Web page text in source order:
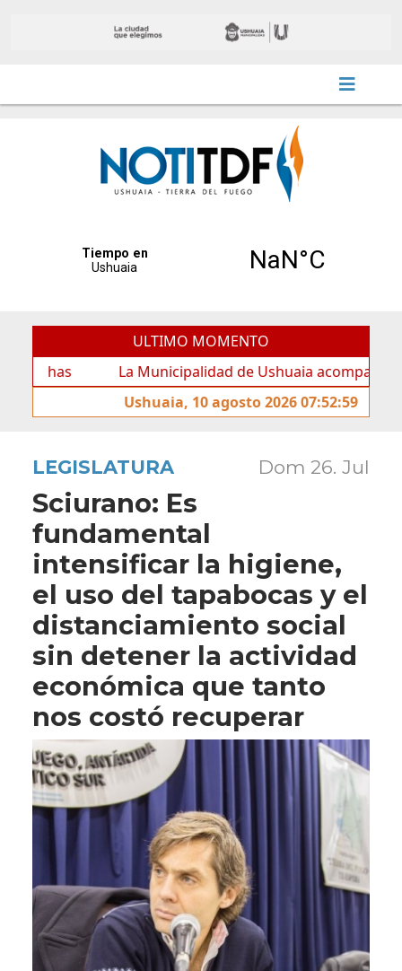
ULTIMO MOMENTO
La Municipalidad de Ushuaia acompañó los
Ushuaia, 10 agosto 2026 07:52:59
LEGISLATURA Dom 26. Jul
Sciurano: Es
fundamental
intensificar la higiene,
el uso del tapabocas y el
distanciamiento social
sin detener la actividad
económica que tanto
nos costó recuperar